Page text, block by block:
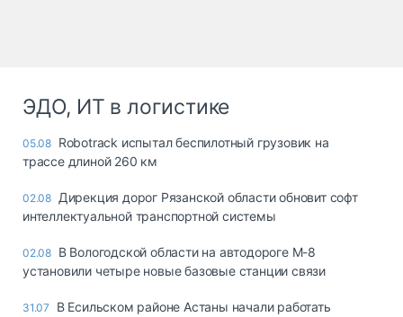
ЭДО, ИТ в логистике
05.08 Robotrack испытал беспилотный грузовик на
трассе длиной 260 км
02.08 Дирекция дорог Рязанской области обновит софт
интеллектуальной транспортной системы
02.08 В Вологодской области на автодороге М-8
установили четыре новые базовые станции связи
31.07
В Есильском районе Астаны начали работать